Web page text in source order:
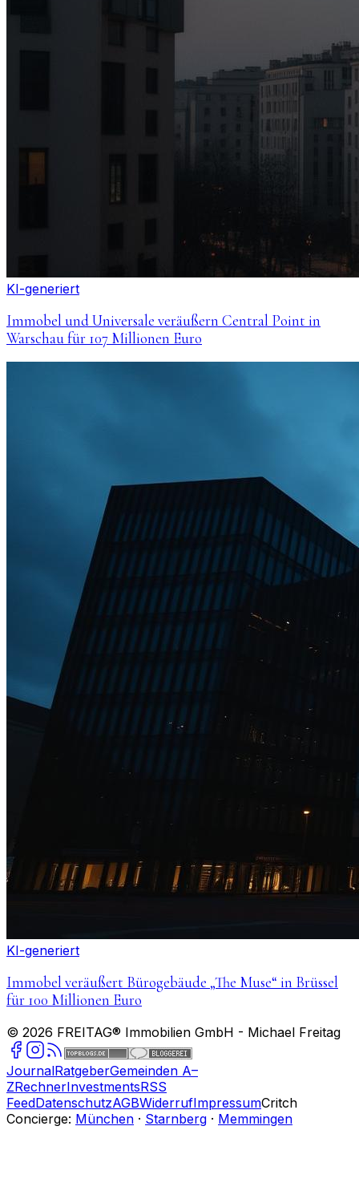
KI-generiert
Immobel und Universale veräußern Central Point in
Warschau für 107 Millionen Euro
KI-generiert
Immobel veräußert Bürogebäude „The Muse“ in Brüssel
für 100 Millionen Euro
© 2026 FREITAG® Immobilien GmbH - Michael Freitag
JournalRatgeberGemeinden A–
ZRechnerInvestmentsRSS
FeedDatenschutzAGBWiderrufImpressumCritch
Concierge: München · Starnberg · Memmingen